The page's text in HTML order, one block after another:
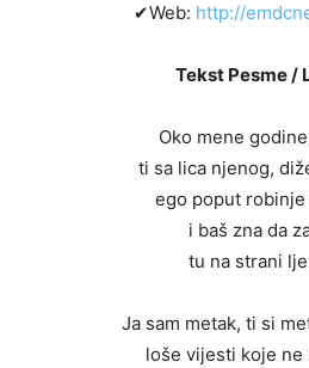
✔Web: http://
Tekst Pesme /
Oko mene
ti sa lica njenog,
ego poput robinje
i baš zna da
tu na strani
Ja sam metak, ti si
loše vijesti koje ne